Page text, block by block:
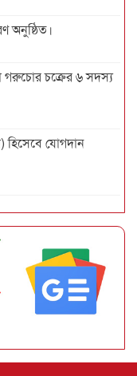
অনুষ্ঠিত।
গরুচোর চক্রের ৬ সদস্য
হিসেবে যোগদান